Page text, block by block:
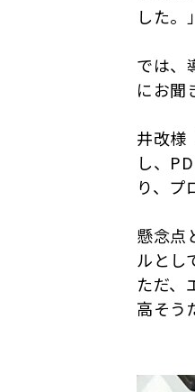
した。」
では、
にお聞
井改様
し、
り、プ
懸念点
ルとし
ただ、
高そう